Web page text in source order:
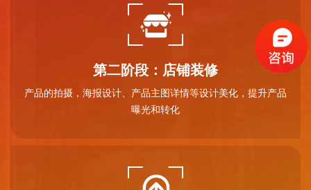
第二阶段：店铺装修
产品的拍摄，海报设计、产品主图详情等设计美化，提升产品
曝光和转化